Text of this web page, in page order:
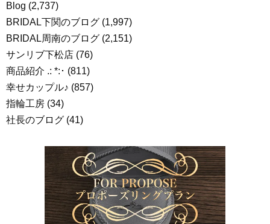
Blog (2,737)
BRIDAL下関のブログ (1,997)
BRIDAL周南のブログ (2,151)
サンリブ下松店 (76)
商品紹介 .: *:･ (811)
幸せカップル♪ (857)
指輪工房 (34)
社長のブログ (41)